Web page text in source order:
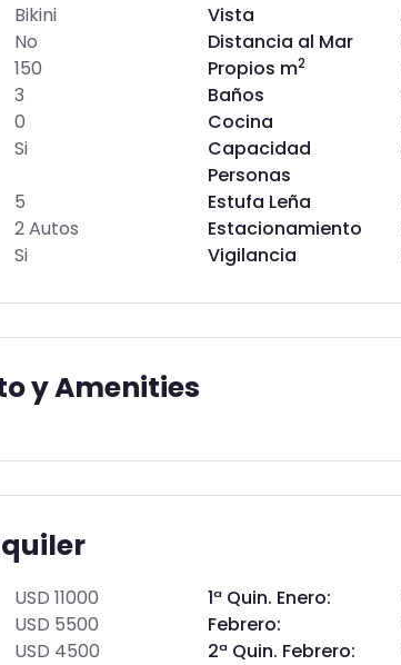
Bikini Vista
No Distancia al Mar
150 Propios m2
3 Baños
0 Cocina
Si
Capacidad
Personas
5 Estufa Leña
2 Autos Estacionamiento
Si Vigilancia
y Amenities
USD 11000 1ª Quin. Enero:
USD 5500 Febrero:
USD 4500 2ª Quin. Febrero: